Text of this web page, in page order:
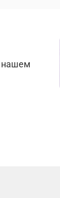
нашем